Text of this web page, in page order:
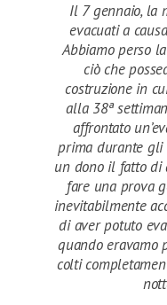
Il 7 gennaio, la
evacuati a
Abbiamo perso
ciò che
costruzione in
alla 38ª
affrontato
prima durante gli
un dono il fatto di
fare una prova
inevitabilmente
di aver potuto
quando eravamo
colti